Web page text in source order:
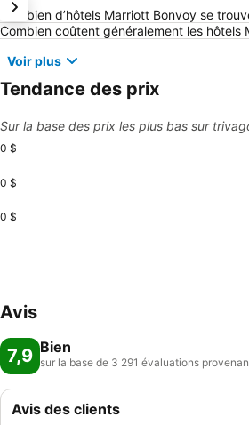
Questions fréquemment
Combien d’hôtels Marriott Bonvoy se
Combien coûtent généralement les hôtels
Voir plus
Tendance des prix
Sur la base des prix les plus bas sur
0 $
0 $
0 $
Avis
7,9 Bien
sur la base de 3 291 évaluations
Avis des clients